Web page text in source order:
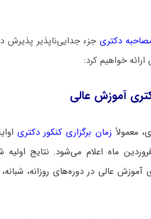
دکتری جزء جدایی‌ناپذیر
خواهیم کرد:
آموزش عالی
معمولاً زمان برگزاری کنکور دکتری
ماه اعلام می‌شود. نتایج اولیه
عالی در دوره‌های روزانه، شبانه،